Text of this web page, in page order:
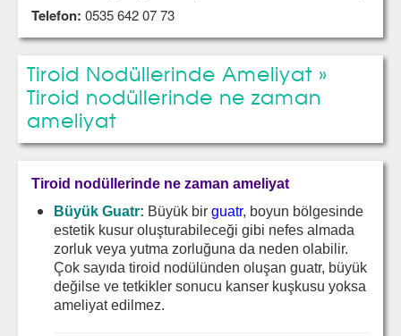
Telefon: 0535 642 07 73
Tiroid Nodüllerinde Ameliyat »
Tiroid nodüllerinde ne zaman
ameliyat
Tiroid nodüllerinde ne zaman ameliyat
Büyük Guatr: Büyük bir guatr, boyun bölgesinde
estetik kusur oluşturabileceği gibi nefes almada
zorluk veya yutma zorluğuna da neden olabilir.
Çok sayıda tiroid nodülünden oluşan guatr, büyük
değilse ve tetkikler sonucu kanser kuşkusu yoksa
ameliyat edilmez.